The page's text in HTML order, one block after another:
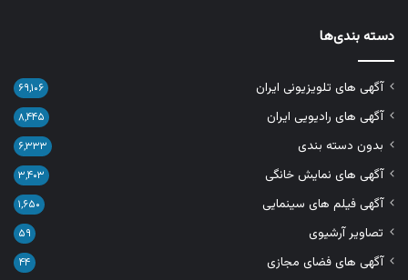
دسته بندی‌ها
آگهی های تلویزیونی ایران ۶۹,۱۰۶
آگهی های رادیویی ایران ۸,۴۴۵
بدون دسته بندی ۶,۳۳۳
آگهی های نمایش خانگی ۳,۴۰۳
آگهی فیلم های سینمایی ۱,۶۵۰
تصاویر آرشیوی ۵۹
آگهی های فضای مجازی ۴۴